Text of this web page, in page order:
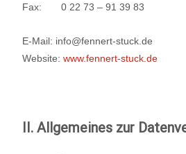
Fax: 0 22 73 – 91 39 83
E-Mail: info@fennert-stuck.de
Website: www.fennert-stuck.de
II. Allgemeines zur